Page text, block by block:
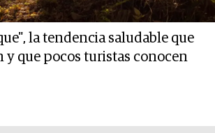
la tendencia saludable que
y que pocos turistas conocen